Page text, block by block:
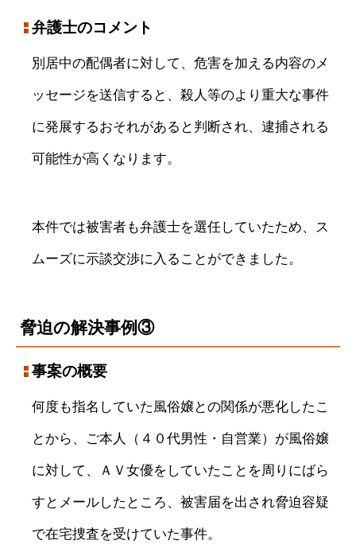
弁護士のコメント
別居中の配偶者に対して、危害を加える内容のメ
ッセージを送信すると、殺人等のより重大な事件
に発展するおそれがあると判断され、逮捕される
可能性が高くなります。
本件では被害者も弁護士を選任していたため、ス
ムーズに示談交渉に入ることができました。
脅迫の解決事例③
事案の概要
何度も指名していた風俗嬢との関係が悪化したこ
とから、ご本人（４０代男性・自営業）が風俗嬢
に対して、ＡＶ女優をしていたことを周りにばら
すとメールしたところ、被害届を出され脅迫容疑
で在宅捜査を受けていた事件。